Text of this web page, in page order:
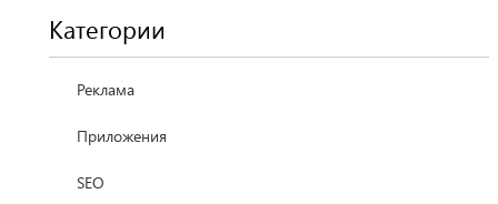
Категории
Реклама
Приложения
SEO